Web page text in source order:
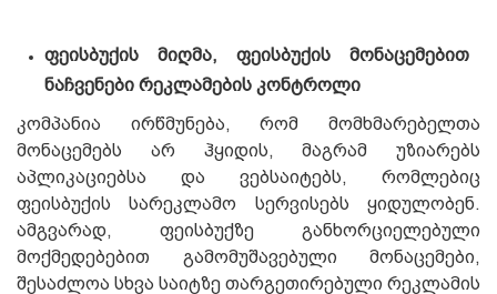
ფეისბუქის მიღმა, ფეისბუქის მონაცემებით
ნაჩვენები რეკლამების კონტროლი
კომპანია ირწმუნება, რომ მომხმარებელთა
მონაცემებს არ ჰყიდის, მაგრამ უზიარებს
აპლიკაციებსა და ვებსაიტებს, რომლებიც
ფეისბუქის სარეკლამო სერვისებს ყიდულობენ.
ამგვარად, ფეისბუქზე განხორციელებული
მოქმედებებით გამომუშავებული მონაცემები,
შესაძლოა სხვა საიტზე თარგეთირებული რეკლამის